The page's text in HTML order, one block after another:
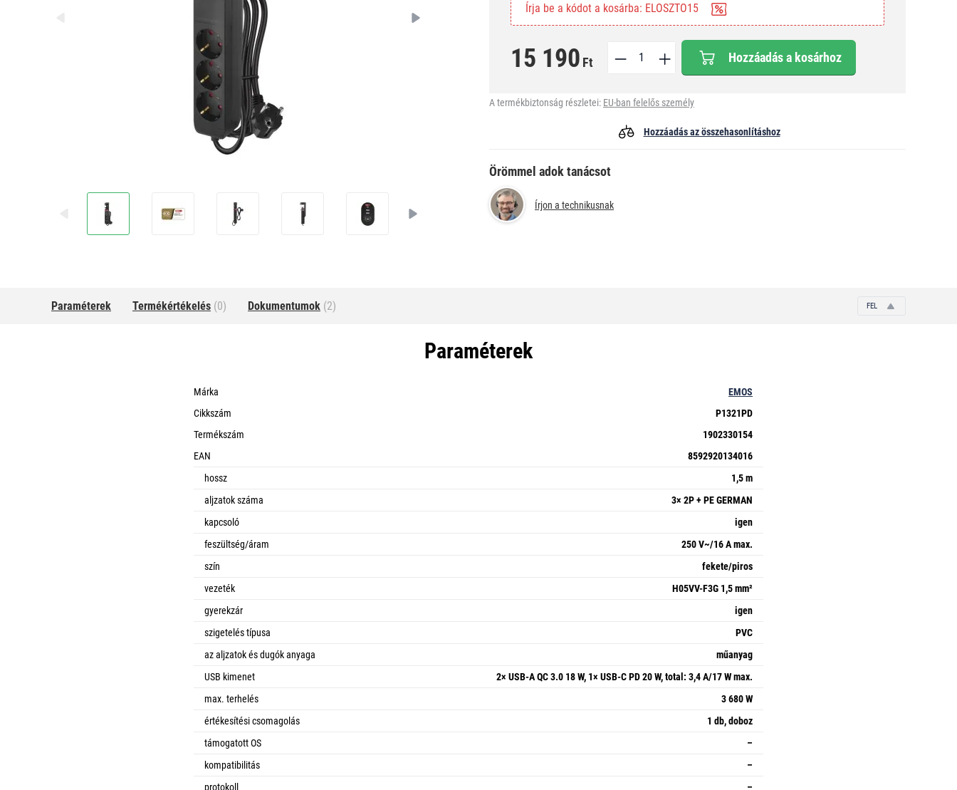
Írja be a kódot a kosárba: ELOSZTO15
15 190 Ft Hozzáadás a kosárhoz
A termékbiztonság részletei: EU-ban felelős személy
Hozzáadás az összehasonlításhoz
Örömmel adok tanácsot
Írjon a technikusnak
Paraméterek Termékértékelés (0) Dokumentumok (2) FEL
Paraméterek
Márka
EMOS
Cikkszám
P1321PD
Termékszám
1902330154
EAN
8592920134016
hossz
1,5 m
aljzatok száma
3× 2P + PE GERMAN
kapcsoló
igen
feszültség/áram
250 V~/16 A max.
szín
fekete/piros
vezeték
H05VV-F3G 1,5 mm²
gyerekzár
igen
szigetelés típusa
PVC
az aljzatok és dugók anyaga
műanyag
USB kimenet
2× USB-A QC 3.0 18 W, 1× USB-C PD 20 W, total: 3,4 A/17 W max.
max. terhelés
3 680 W
értékesítési csomagolás
1 db, doboz
támogatott OS
–
kompatibilitás
–
protokoll
–